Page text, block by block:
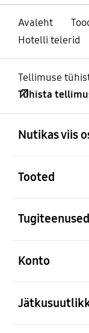
Avaleht
Hotelli telerid
Tellimuse
Tühista
Nutikas viis
Tooted
Tugiteenused
Konto